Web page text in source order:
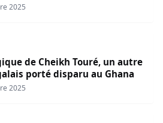
2025
de Cheikh Touré, un autre
porté disparu au Ghana
2025